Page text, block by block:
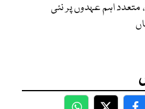
متعدد اہم عہدوں پر نئی